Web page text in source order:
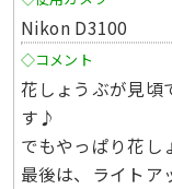
Nikon D3100
◇コメント
花しょうぶが見頃
す♪
でもやっぱり花し
最後は、ライトア